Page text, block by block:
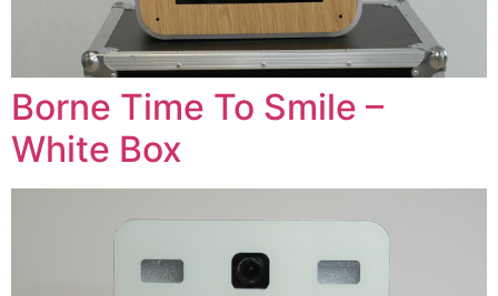
Borne Time To Smile –
White Box